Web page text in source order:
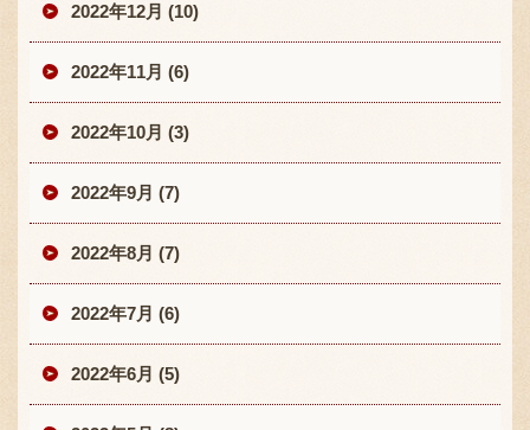
2022年12月 (10)
2022年11月 (6)
2022年10月 (3)
2022年9月 (7)
2022年8月 (7)
2022年7月 (6)
2022年6月 (5)